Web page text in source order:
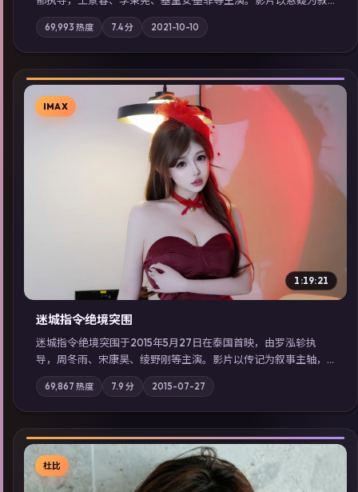
事主轴，科技与人性的边界在实验事故后逐渐模糊；摄影与配乐
强化地域气质；站内亦可通过「国产免费观看高清电视剧在线
看」延展检索同类型高分佳作，畅享高清在线追剧体验。
69,993 热度 7.4分 2021-10-10
▶
IMAX
1:19:21
迷城指令·绝境突围
迷城指令·绝境突围于2015年5月27日在泰国首映，由罗泓轸执
导，周冬雨、宋康昊、绫野刚等主演。影片以传记为叙事主轴，
记忆碎片重组后，主角发现自己从未活过“真实”的一天；摄影与
配乐强化地域气质；站内亦可通过「国产免费观看高清电视剧在
线看」延展检索同类型高分佳作，畅享高清在线追剧体验。
69,867 热度 7.9 分 2015-07-27
杜比